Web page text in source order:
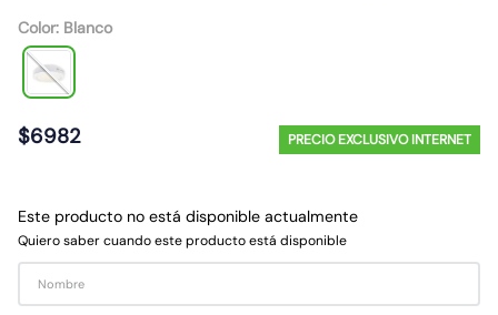
Color: Blanco
$6982 PRECIO EXCLUSIVO INTERNET
Este producto no está disponible actualmente
Quiero saber cuando este producto está disponible